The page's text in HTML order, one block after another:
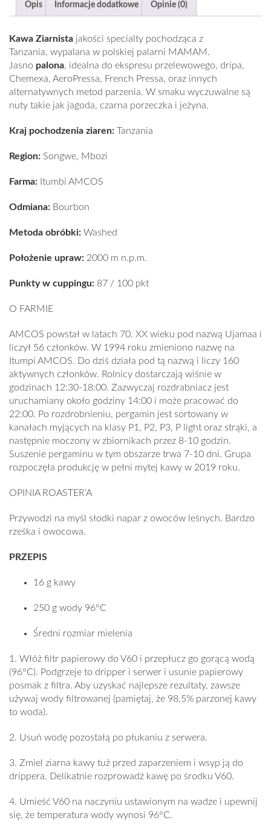
Opis Informacje dodatkowe Opinie (0)
Kawa Ziarnista jakości specialty pochodząca z
Tanzania, wypalana w polskiej palarni MAMAM.
Jasno palona, idealna do ekspresu przelewowego, dripa,
Chemexa, AeroPressa, French Pressa, oraz innych
alternatywnych metod parzenia. W smaku wyczuwalne są
nuty takie jak jagoda, czarna porzeczka i jeżyna.
Kraj pochodzenia ziaren: Tanzania
Region: Songwe, Mbozi
Farma: Itumbi AMCOS
Odmiana: Bourbon
Metoda obróbki: Washed
Położenie upraw: 2000 m n.p.m.
Punkty w cuppingu: 87 / 100 pkt
O FARMIE
AMCOS powstał w latach 70. XX wieku pod nazwą Ujamaa i
liczył 56 członków. W 1994 roku zmieniono nazwę na
Itumpi AMCOS. Do dziś działa pod tą nazwą i liczy 160
aktywnych członków. Rolnicy dostarczają wiśnie w
godzinach 12:30-18:00. Zazwyczaj rozdrabniacz jest
uruchamiany około godziny 14:00 i może pracować do
22:00. Po rozdrobnieniu, pergamin jest sortowany w
kanałach myjących na klasy P1, P2, P3, P light oraz strąki, a
następnie moczony w zbiornikach przez 8-10 godzin.
Suszenie pergaminu w tym obszarze trwa 7-10 dni. Grupa
rozpoczęła produkcję w pełni mytej kawy w 2019 roku.
OPINIA ROASTER’A
Przywodzi na myśl słodki napar z owoców leśnych. Bardzo
rześka i owocowa.
PRZEPIS
16 g kawy
250 g wody 96°C
Średni rozmiar mielenia
1. Włóż filtr papierowy do V60 i przepłucz go gorącą wodą
(96°C). Podgrzeje to dripper i serwer i usunie papierowy
posmak z filtra. Aby uzyskać najlepsze rezultaty, zawsze
używaj wody filtrowanej (pamiętaj, że 98,5% parzonej kawy
to woda).
2. Usuń wodę pozostałą po płukaniu z serwera.
3. Zmiel ziarna kawy tuż przed zaparzeniem i wsyp ją do
drippera. Delikatnie rozprowadź kawę po środku V60.
4. Umieść V60 na naczyniu ustawionym na wadze i upewnij
się, że temperatura wody wynosi 96°C.